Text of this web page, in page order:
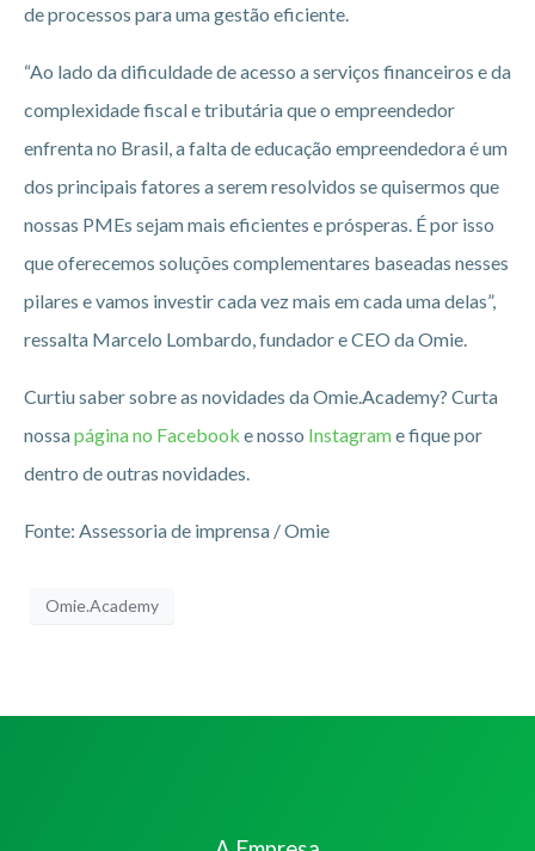
de processos para uma gestão eficiente.
“Ao lado da dificuldade de acesso a serviços financeiros e da
complexidade fiscal e tributária que o empreendedor
enfrenta no Brasil, a falta de educação empreendedora é um
dos principais fatores a serem resolvidos se quisermos que
nossas PMEs sejam mais eficientes e prósperas. É por isso
que oferecemos soluções complementares baseadas nesses
pilares e vamos investir cada vez mais em cada uma delas”,
ressalta Marcelo Lombardo, fundador e CEO da Omie.
Curtiu saber sobre as novidades da Omie.Academy? Curta
nossapágina no Facebook e nosso Instagrame fique por
dentro de outras novidades.
Fonte: Assessoria de imprensa / Omie
Omie.Academy